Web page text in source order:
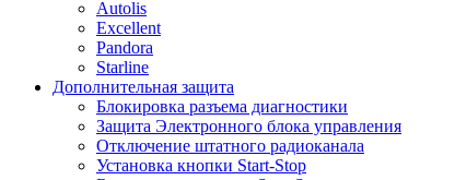
Autolis
Excellent
Pandora
Starline
Дополнительная защита
Блокировка разъема диагностики
Защита Электронного блока управления
Отключение штатного радиоканала
Установка кнопки Start-Stop